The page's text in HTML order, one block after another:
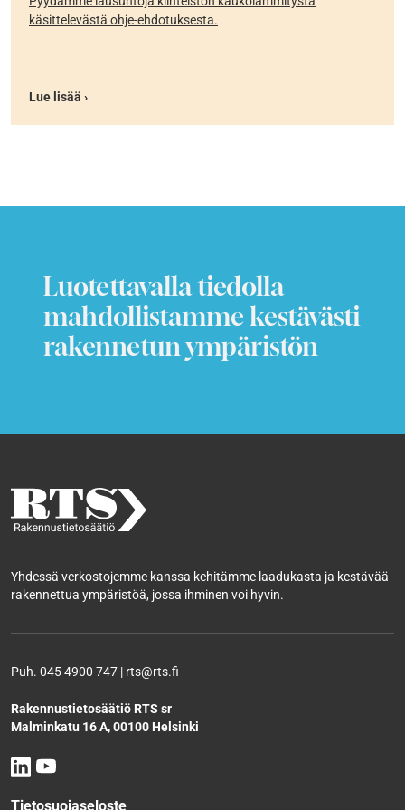
käsittelevästä ohje-ehdotuksesta.
Lue lisää ›
Luotettavalla tiedolla
mahdollistamme kestävästi
rakennetun ympäristön
Yhdessä verkostojemme kanssa kehitämme laadukasta ja kestävää
rakennettua ympäristöä, jossa ihminen voi hyvin.
Puh. 045 4900 747 | rts@rts.fi
Rakennustietosäätiö RTS sr
Malminkatu 16 A, 00100 Helsinki
Tietosuojaseloste